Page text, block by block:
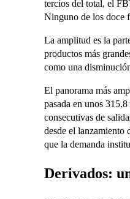
tercios del total, el
Ninguno de los doce
La amplitud es la
productos más
como una
El panorama más
pasada en unos
consecutivas de
desde el lanzamiento
que la demanda
Derivados: